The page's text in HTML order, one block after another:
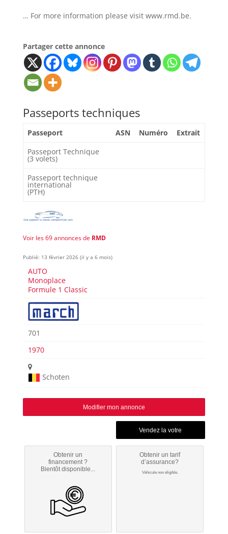
… For more information please visit www.rmd.be.
Partager cette annonce
Passeports techniques
Passeport ASN Numéro
Extrait
Passeport Technique
(3 volets)
Passeport technique
international
(PTH)
Voir les 69 annonces de RMD
Publié: 13 février 2026 (il y a 6 mois)
AUTO
Monoplace
Formule 1 Classic
701
1970
Schoten
Modifier mon annonce
Obtenir un
financement ?
Bientôt disponible...
Obtenir un tarif
d’assurance?
Véhicule non éligible.